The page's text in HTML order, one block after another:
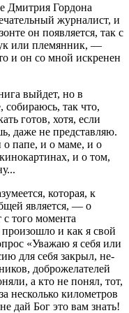
Дмитрия Гордона
журналист, и
он появляется, так с
или племянник, —
и он со мной искренен
выйдет, но в
так что,
готов, хотя, если
даже не представляю.
папе, и о маме, и о
и о том,
которая, к
является, — о
с того момента
и как я свой
«Ува­жаю я себя или
для себя закрыл, не­
доброжелателей
а кто не понял, тот,
несколько километров
дай Бог это вам знать!